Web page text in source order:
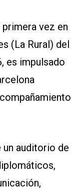
vez en
(La Rural) del
es impulsado
un auditorio de